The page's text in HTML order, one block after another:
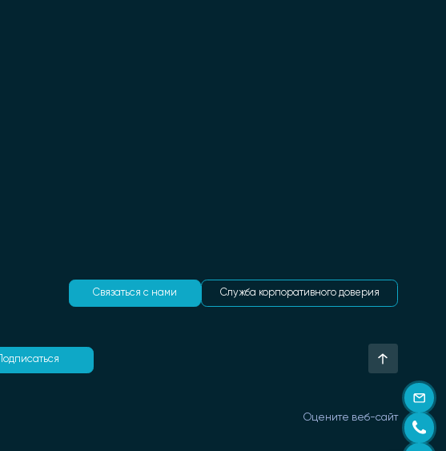
Связаться с нами Служба корпоративного доверия
Подписаться
Оцените веб-сайт